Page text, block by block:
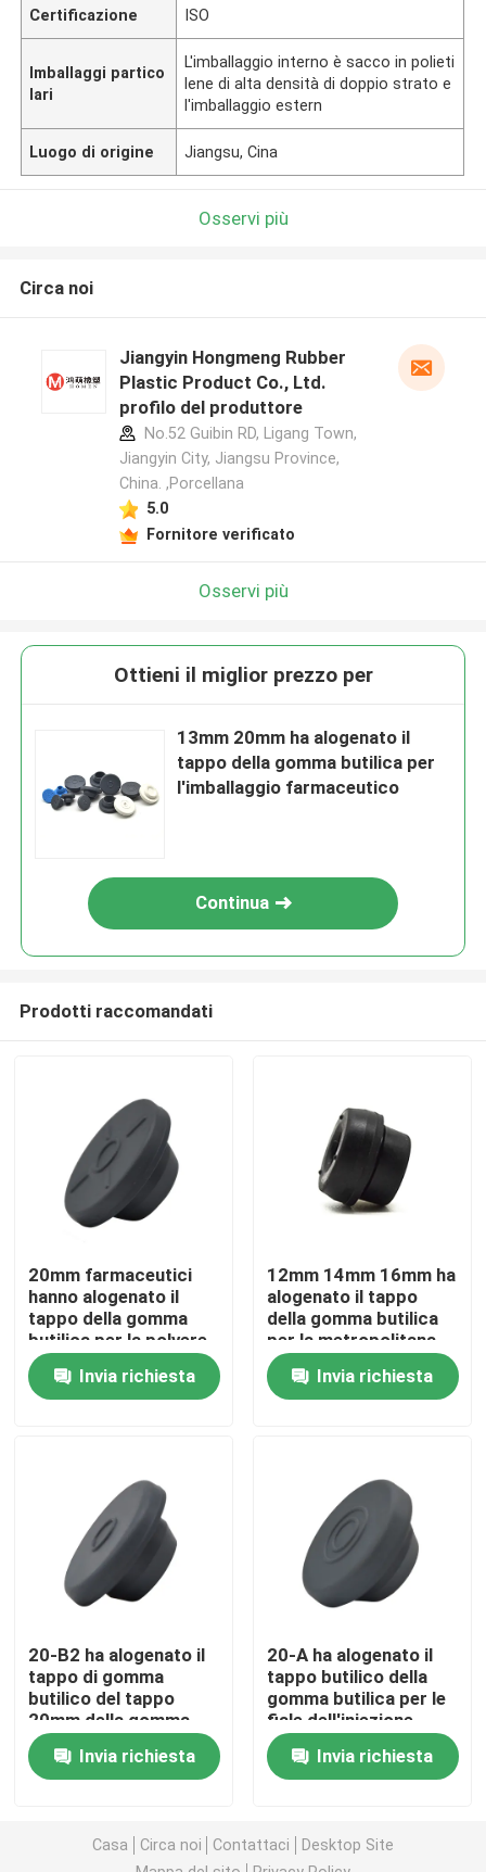
Prodotti
Chi siamo
Controllo di qualità
Contattaci
Richiedere un preventivo
Gomma di silicone medica
Tuffatore di gomma della siringa
Certificazione ISO
Imballaggi partico
lari
L'imballaggio interno è sacco in polieti
lene di alta densità di doppio strato e
l'imballaggio estern
Luogo di origine Jiangsu, Cina
Osservi più
Circa noi
Jiangyin Hongmeng Rubber
Plastic Product Co., Ltd.
profilo del produttore
No.52 Guibin RD, Ligang Town,
Jiangyin City, Jiangsu Province,
China. ,Porcellana
5.0
Fornitore verificato
Osservi più
Ottieni il miglior prezzo per
13mm 20mm ha alogenato il
tappo della gomma butilica per
l'imballaggio farmaceutico
Continua
Prodotti raccomandati
20mm farmaceutici
hanno alogenato il
tappo della gomma
butilica per la polvere
dell'iniezione
Invia richiesta
12mm 14mm 16mm ha
alogenato il tappo
della gomma butilica
per la metropolitana
della raccolta del
sangueInvia richiesta
20-B2 ha alogenato il
tappo di gomma
butilico del tappo
20mm della gomma
per l'iniezione
Invia richiesta
20-A ha alogenato il
tappo butilico della
gomma butilica per le
fiale dell'iniezione
Invia richiesta
Casa Circa noi Contattaci
Desktop Site